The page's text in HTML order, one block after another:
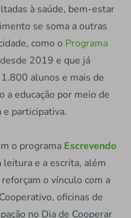
à saúde, bem-estar
se soma a outras
como o Programa
2019 e que já
alunos e mais de
educação por meio de
participativa.
o programa Escrevendo
leitura e a escrita, além
o vínculo com a
oficinas de
no Dia de Cooperar